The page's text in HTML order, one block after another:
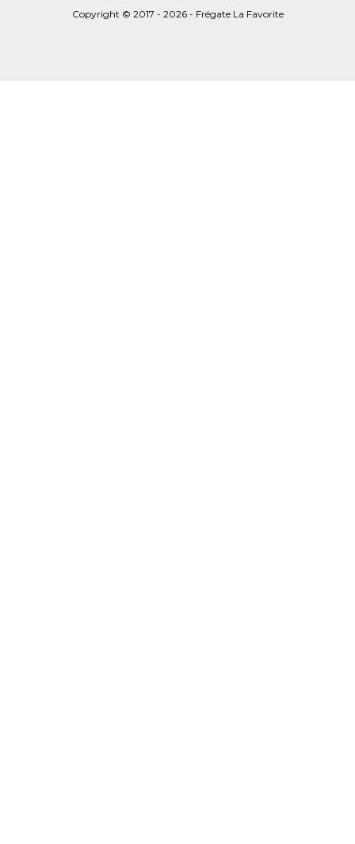
Copyright © 2017 - 2026 - Frégate La Favorite